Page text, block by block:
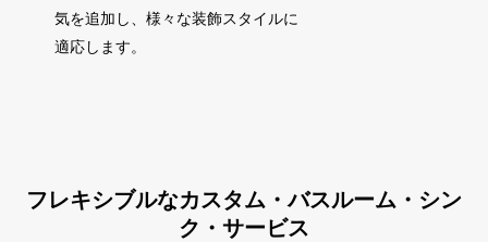
気を追加し、様々な装飾スタイルに
適応します。
フレキシブルなカスタム・バスルーム・シン
ク・サービス